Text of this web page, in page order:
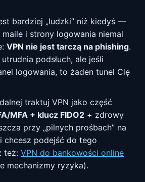
bardziej „ludzki” niż kiedyś —
i strony logowania niemal
VPN nie jest tarczą na phishing.
podsłuch, ale jeśli
logowania, to żaden tunel Cię
traktuj VPN jako część
MFA + klucz FIDO2 + zdrowy
przy „pilnych prośbach” na
chcesz podejść do tego
też: VPN do bankowości online
mechanizmy ryzyka).